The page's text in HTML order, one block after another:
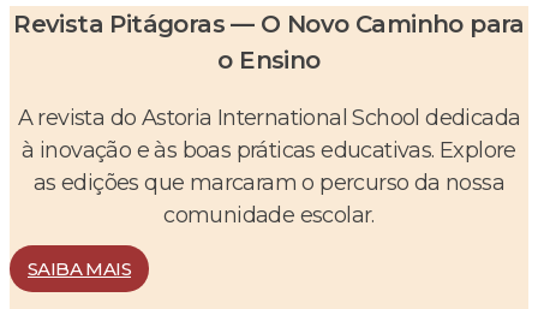
Revista Pitágoras — O Novo Caminho para
o Ensino
A revista do Astoria International School dedicada
à inovação e às boas práticas educativas. Explore
as edições que marcaram o percurso da nossa
comunidade escolar.
SAIBA MAIS